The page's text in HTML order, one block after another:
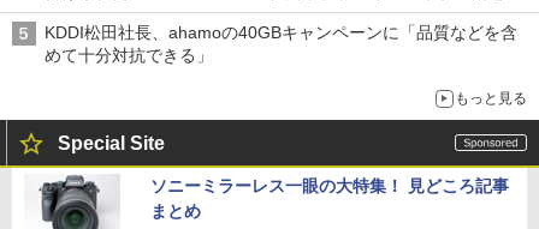
穴と楽天モバイルの課題
KDDI松田社長、ahamoの40GBキャンペーンに「品質などを含
めて十分対抗できる」
もっと見る
Special Site
ソニーミラーレス一眼の大特集！ 見どころ記事
まとめ